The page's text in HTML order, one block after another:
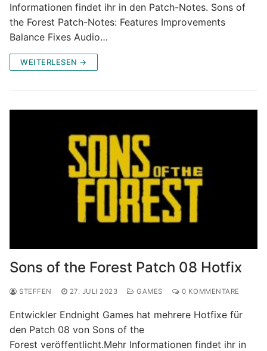
Informationen findet ihr in den Patch-Notes. Sons of
the Forest Patch-Notes: Features Improvements
Balance Fixes Audio…
WEITERLESEN →
Sons of the Forest Patch 08 Hotfix
STEFFEN 27. JULI 2023 GAMES 0 KOMMENTARE
Entwickler Endnight Games hat mehrere Hotfixe für
den Patch 08 von Sons of the
Forest veröffentlicht.Mehr Informationen findet ihr in